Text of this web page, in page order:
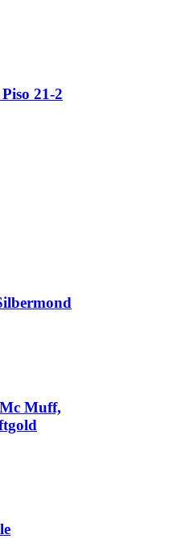
21-2
Muff,